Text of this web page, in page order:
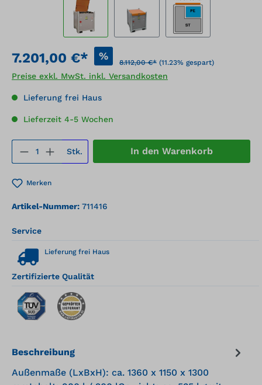
7.201,00 €* %
8.112,00 €* (11.23% gespart)
Preise exkl. MwSt. inkl. Versandkosten
Lieferung frei Haus
Lieferzeit 4-5 Wochen
Produkt Anzahl: Gib den
Stk. In den Warenkorb
Merken
Artikel-Nummer: 711416
Service
Lieferung frei Haus
Zertifizierte Qualität
Beschreibung
Außenmaße (LxBxH): ca. 1360 x 1150 x 1300